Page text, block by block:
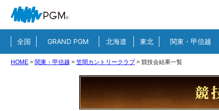
全国 GRAND PGM 北海道 東北 関東・甲信越
HOME > 関東・甲信越 > 笠間カントリークラブ > 競技会結果一覧